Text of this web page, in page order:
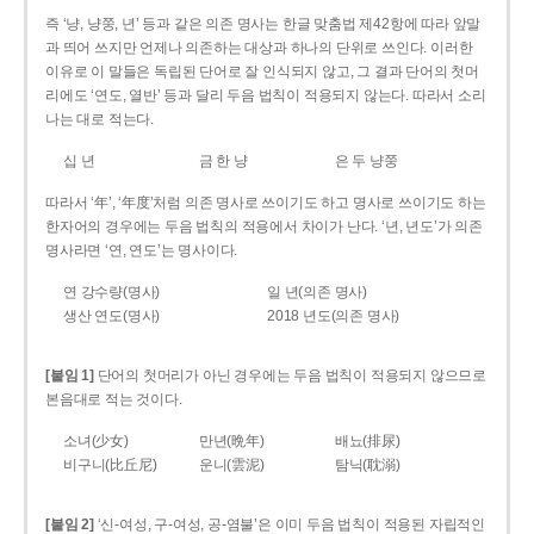
즉 ‘냥, 냥쭝, 년’ 등과 같은 의존 명사는 한글 맞춤법 제42항에 따라 앞말
과 띄어 쓰지만 언제나 의존하는 대상과 하나의 단위로 쓰인다. 이러한
이유로 이 말들은 독립된 단어로 잘 인식되지 않고, 그 결과 단어의 첫머
리에도 ‘연도, 열반’ 등과 달리 두음 법칙이 적용되지 않는다. 따라서 소리
나는 대로 적는다.
십 년 금 한 냥 은 두 냥쭝
따라서 ‘年’, ‘年度’처럼 의존 명사로 쓰이기도 하고 명사로 쓰이기도 하는
한자어의 경우에는 두음 법칙의 적용에서 차이가 난다. ‘년, 년도’가 의존
명사라면 ‘연, 연도’는 명사이다.
연 강수량(명사)
일 년(의존 명사)
생산 연도(명사)
2018 년도(의존 명사)
[붙임 1] 단어의 첫머리가 아닌 경우에는 두음 법칙이 적용되지 않으므로
본음대로 적는 것이다.
소녀(少女) 만년(晩年)
배뇨(排尿)
비구니(比丘尼)
운니(雲泥) 탐닉(耽溺)
[붙임 2] ‘신-여성, 구-여성, 공-염불’은 이미 두음 법칙이 적용된 자립적인